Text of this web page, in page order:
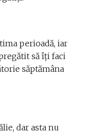
perioadă, iar
să îți faci
săptămâna
dar asta nu